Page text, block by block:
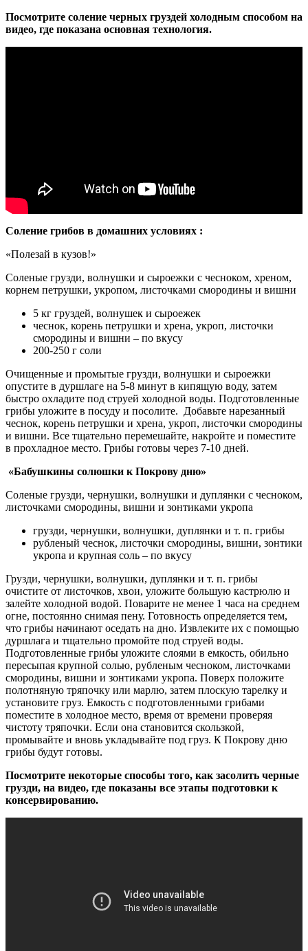
Посмотрите соление черных груздей холодным способом на
видео, где показана основная технология.
Соление грибов в домашних условиях :
«Полезай в кузов!»
Соленые грузди, волнушки и сыроежки с чесноком, хреном,
корнем петрушки, укропом, листочками смородины и вишни
5 кг груздей, волнушек и сыроежек
чеснок, корень петрушки и хрена, укроп, листочки
смородины и вишни – по вкусу
200-250 г соли
Очищенные и промытые грузди, волнушки и сыроежки
опустите в дуршлаге на 5-8 минут в кипящую воду, затем
быстро охладите под струей холодной воды. Подготовленные
грибы уложите в посуду и посолите. Добавьте нарезанный
чеснок, корень петрушки и хрена, укроп, листочки смородины
и вишни. Все тщательно перемешайте, накройте и поместите
в прохладное место. Грибы готовы через 7-10 дней.
«Бабушкины солюшки к Покрову дню»
Соленые грузди, чернушки, волнушки и дуплянки с чесноком,
листочками смородины, вишни и зонтиками укропа
грузди, чернушки, волнушки, дуплянки и т. п. грибы
рубленый чеснок, листочки смородины, вишни, зонтики
укропа и крупная соль – по вкусу
Грузди, чернушки, волнушки, дуплянки и т. п. грибы
очистите от листочков, хвои, уложите большую кастрюлю и
залейте холодной водой. Поварите не менее 1 часа на среднем
огне, постоянно снимая пену. Готовность определяется тем,
что грибы начинают оседать на дно. Извлеките их с помощью
дуршлага и тщательно промойте под струей воды.
Подготовленные грибы уложите слоями в емкость, обильно
пересыпая крупной солью, рубленым чесноком, листочками
смородины, вишни и зонтиками укропа. Поверх положите
полотняную тряпочку или марлю, затем плоскую тарелку и
установите груз. Емкость с подготовленными грибами
поместите в холодное место, время от времени проверяя
чистоту тряпочки. Если она становится скользкой,
промывайте и вновь укладывайте под груз. К Покрову дню
грибы будут готовы.
Посмотрите некоторые способы того, как засолить черные
грузди, на видео, где показаны все этапы подготовки к
консервированию.